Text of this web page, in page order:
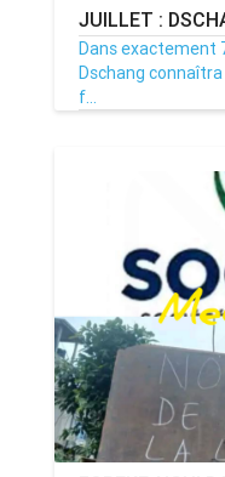
JUILLET :
Dans exactement
Dschang
f...